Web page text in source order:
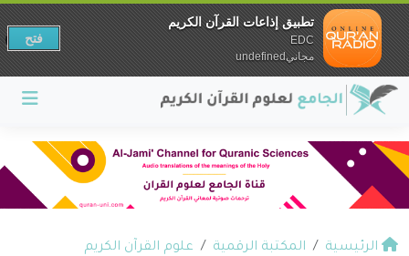
الرئيسية المكتبة الرقمية
علوم القرآن الكريم
تطبيق إذاعات القرآن الكريم
EDC
مجانيundefined
فتح